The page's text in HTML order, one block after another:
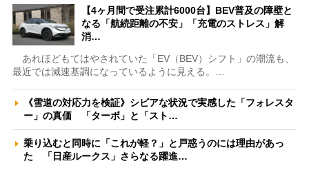
【4ヶ月間で受注累計6000台】BEV普及の障壁と
なる「航続距離の不安」「充電のストレス」解
消…
あれほどもてはやされていた「EV（BEV）シフト」の潮流も、
最近では減速基調になっているように見える。…
《雪道の対応力を検証》シビアな状況で実感した「フォレスタ
ー」の真価 「ターボ」と「スト…
乗り込むと同時に「これが軽？」と戸惑うのには理由があっ
た 「日産ルークス」さらなる躍進…